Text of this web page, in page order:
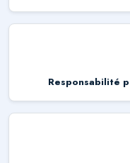
Responsabilité